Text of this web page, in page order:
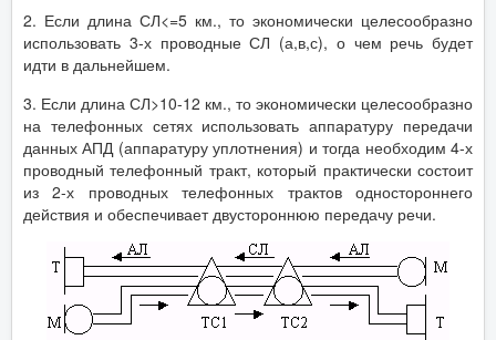
2. Если длина СЛ<=5 км., то экономически целесообразно
использовать 3-х проводные СЛ (а,в,с), о чем речь будет
идти в дальнейшем.
3. Если длина СЛ>10-12 км., то экономически целесообразно
на телефонных сетях использовать аппаратуру передачи
данных АПД (аппаратуру уплотнения) и тогда необходим 4-х
проводный телефонный тракт, который практически состоит
из 2-х проводных телефонных трактов одностороннего
действия и обеспечивает двустороннюю передачу речи.